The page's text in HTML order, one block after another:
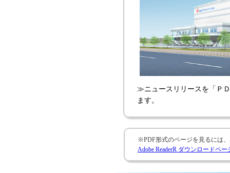
≫ニュースリリースを「Ｐ
ます。
※PDF形式のページを見るには、
Adobe ReaderR ダウンロードペー